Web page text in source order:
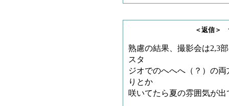
＜返信＞ サノゲッ
熟慮の結果、撮影会は2,3
スタ
ジオでのへへへ（？）の
りとか
咲いてたら夏の雰囲気が